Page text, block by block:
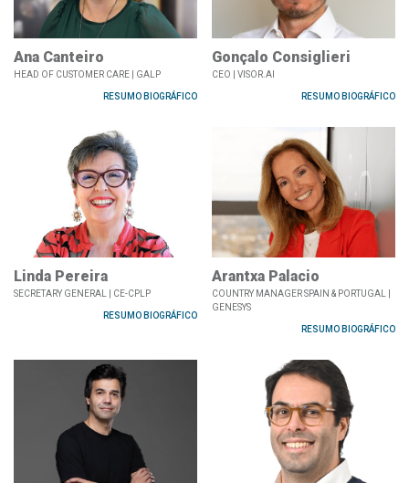
Ana Canteiro
HEAD OF CUSTOMER CARE | GALP
RESUMO BIOGRÁFICO
Gonçalo Consiglieri
CEO | VISOR.AI
RESUMO BIOGRÁFICO
Linda Pereira
SECRETARY GENERAL | CE-CPLP
RESUMO BIOGRÁFICO
Arantxa Palacio
COUNTRY MANAGER SPAIN & PORTUGAL |
GENESYS
RESUMO BIOGRÁFICO